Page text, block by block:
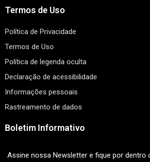
Termos de Uso
Política de Privacidade
Termos de Uso
Política de legenda oculta
Declaração de acessibilidade
Informações pessoais
Rastreamento de dados
Boletim Informativo
Assine nossa Newsletter e fique por dentro